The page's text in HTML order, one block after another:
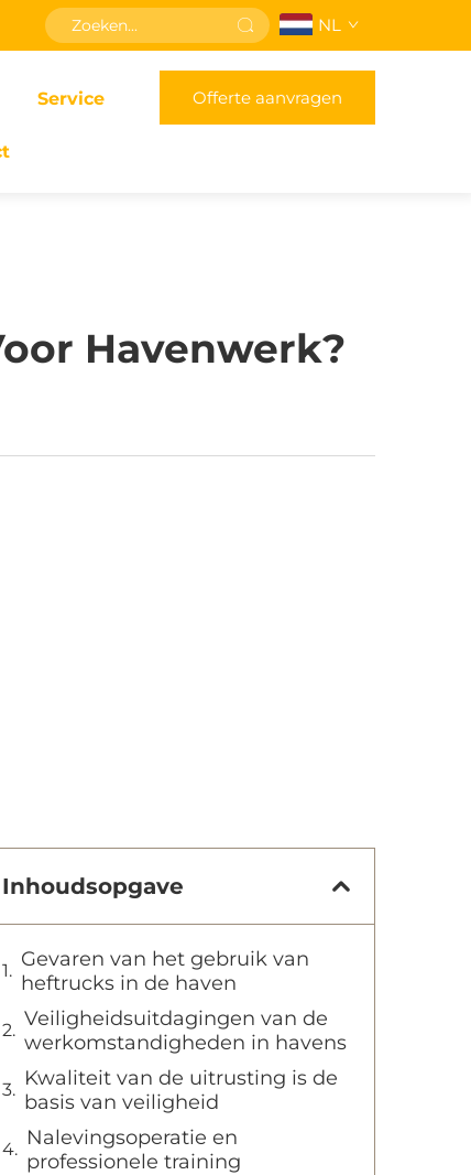
NL
Service Offerte aanvragen
Havenwerk?
Inhoudsopgave
Gevaren van het gebruik van
heftrucks in de haven
Veiligheidsuitdagingen van de
werkomstandigheden in havens
Kwaliteit van de uitrusting is de
basis van veiligheid
Nalevingsoperatie en
professionele training